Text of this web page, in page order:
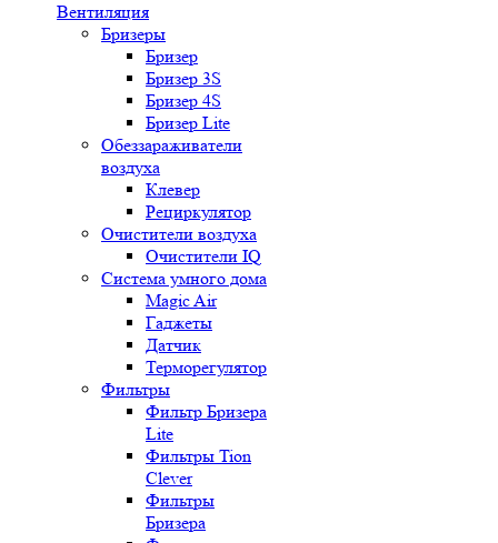
Вентиляция
Бризеры
Бризер
Бризер 3S
Бризер 4S
Бризер Lite
Обеззараживатели
воздуха
Клевер
Рециркулятор
Очистители воздуха
Очистители IQ
Система умного дома
Magic Air
Гаджеты
Датчик
Терморегулятор
Фильтры
Фильтр Бризера
Lite
Фильтры Tion
Clever
Фильтры
Бризера